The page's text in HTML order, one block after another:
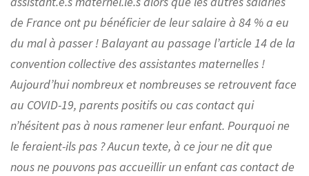
de France ont pu bénéficier de leur salaire à 84 % a eu
du mal à passer ! Balayant au passage l’article 14 de la
convention collective des assistantes maternelles !
Aujourd’hui nombreux et nombreuses se retrouvent face
au COVID-19, parents positifs ou cas contact qui
n’hésitent pas à nous ramener leur enfant. Pourquoi ne
le feraient-ils pas ? Aucun texte, à ce jour ne dit que
nous ne pouvons pas accueillir un enfant cas contact de